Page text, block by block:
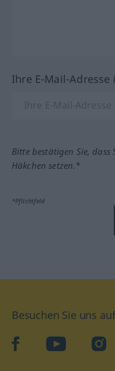
Ihre E-Mail-
Bitte bestätigen Sie, dass
Häkchen setzen.*
*Pflichtfeld
Besuchen Sie uns
facebookYouTube